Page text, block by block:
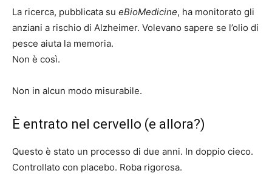
La ricerca, pubblicata su eBioMedicine, ha monitorato gli
anziani a rischio di Alzheimer. Volevano sapere se l’olio di
pesce aiuta la memoria.
Non è così.
Non in alcun modo misurabile.
È entrato nel cervello (e allora?)
Questo è stato un processo di due anni. In doppio cieco.
Controllato con placebo. Roba rigorosa.